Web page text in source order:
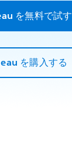
を無料で試す
を購入する